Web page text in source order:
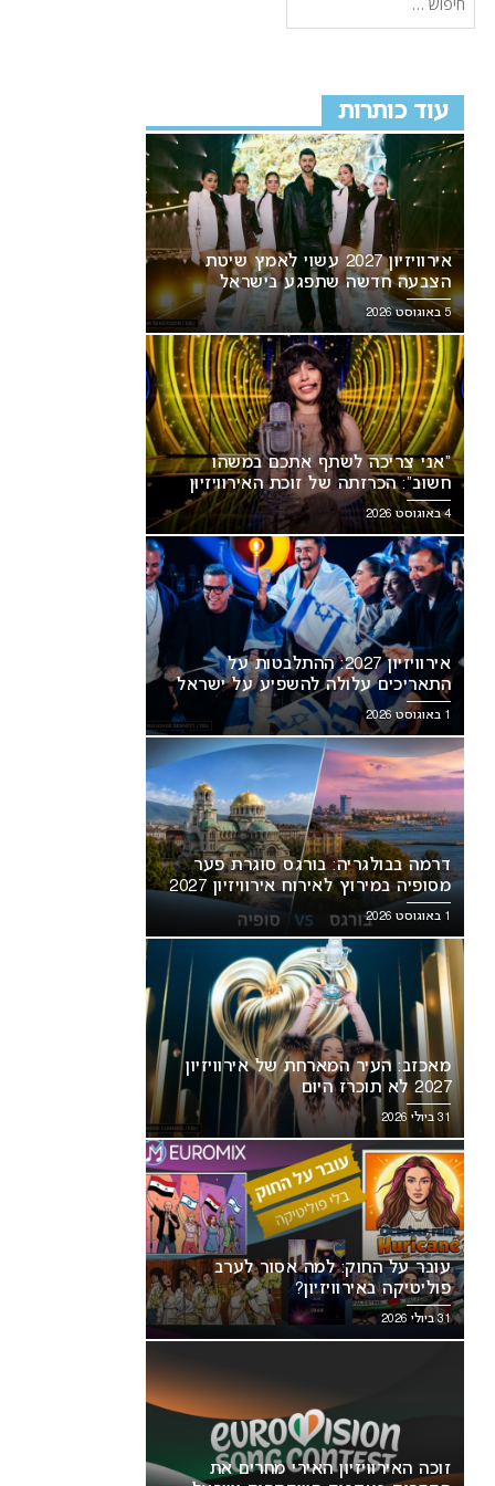
עוד כותרות
אירוויזיון 2027 עשוי לאמץ שיטת
הצבעה חדשה שתפגע בישראל
5 באוגוסט 2026
“אני צריכה לשתף אתכם במשהו
חשוב”: הכרזתה של זוכת האירוויזיון
מסעירה את הרשת
4 באוגוסט 2026
אירוויזיון 2027: ההתלבטות על
התאריכים עלולה להשפיע על ישראל
1 באוגוסט 2026
דרמה בבולגריה: בורגס סוגרת פער
מסופיה במירוץ לאירוח אירוויזיון 2027
1 באוגוסט 2026
מאכזב: העיר המארחת של אירוויזיון
2027 לא תוכרז היום
31 ביולי 2026
עובר על החוק: למה אסור לערב
פוליטיקה באירוויזיון?
31 ביולי 2026
זוכה האירוויזיון האירי מחרים את